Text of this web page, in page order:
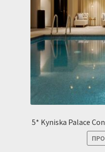
5* Kyniska Palace